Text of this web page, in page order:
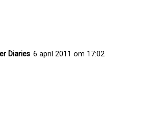
Diaries 6 april 2011 om 17:02